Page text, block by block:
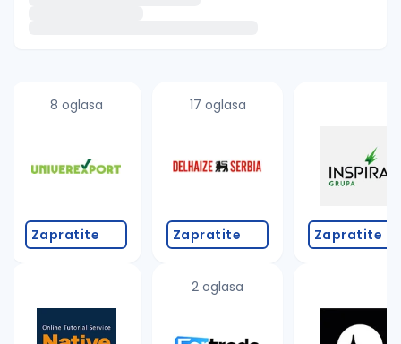
proverite pravopisne greške (koristite č, ć, š, đ,
promenite odabrane filtere pretrage
8 oglasa
Zapratite
17 oglasa
Zapratite
2 oglasa
Zapratite